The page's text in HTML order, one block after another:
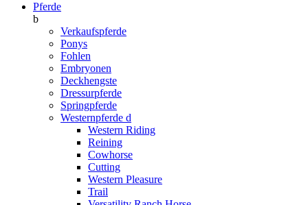
Pferde
b
Verkaufspferde
Ponys
Fohlen
Embryonen
Deckhengste
Dressurpferde
Springpferde
Westernpferde d
Western Riding
Reining
Cowhorse
Cutting
Western Pleasure
Trail